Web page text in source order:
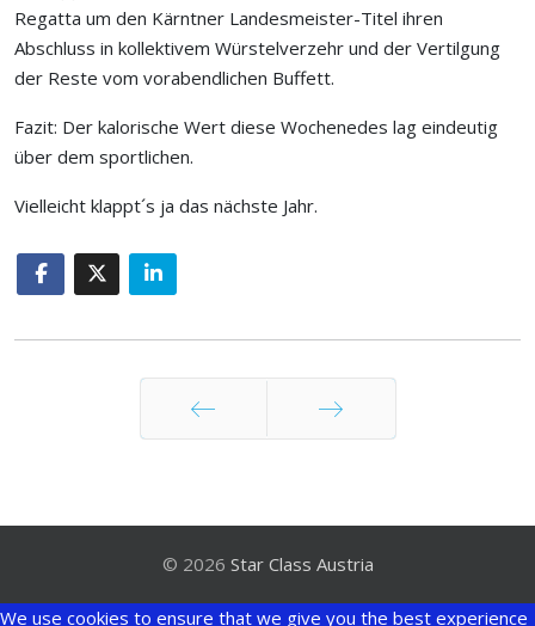
Regatta um den Kärntner Landesmeister-Titel ihren
Abschluss in kollektivem Würstelverzehr und der Vertilgung
der Reste vom vorabendlichen Buffett.
Fazit: Der kalorische Wert diese Wochenedes lag eindeutig
über dem sportlichen.
Vielleicht klappt´s ja das nächste Jahr.
© 2026 Star Class Austria
We use cookies to ensure that we give you the best experience